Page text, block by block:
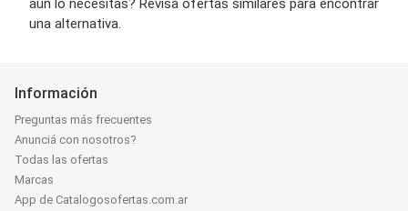
una alternativa.
Información
Preguntas más frecuentes
Anunciá con nosotros?
Todas las ofertas
Marcas
App de Catalogosofertas.com.ar